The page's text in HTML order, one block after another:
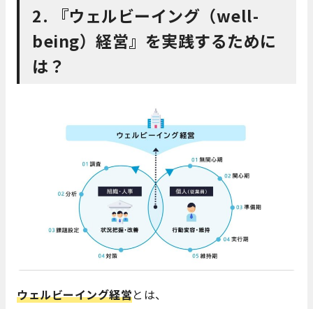
2. 『ウェルビーイング（well-
being）経営』を実践するために
は？
ウェルビーイング経営とは、